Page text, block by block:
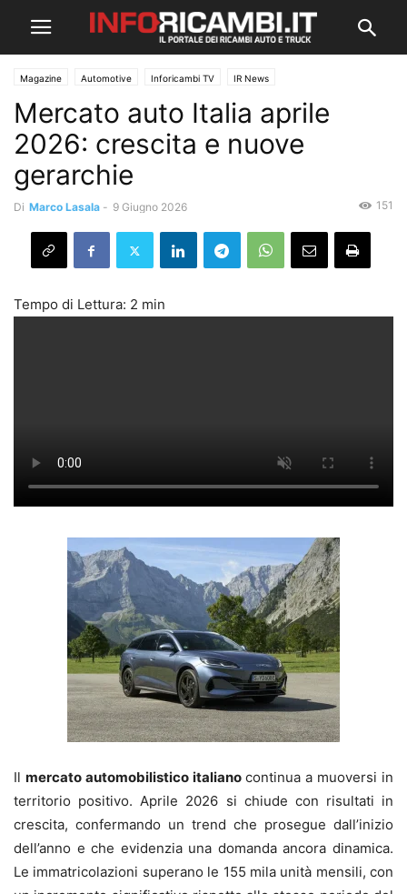
Magazine Automotive Inforicambi TV IR News
Mercato auto Italia aprile
2026: crescita e nuove
gerarchie
Di Marco Lasala - 9 Giugno 2026 151
Il mercato automobilistico italianocontinua a muoversi in
territorio positivo. Aprile 2026 si chiude con risultati in
crescita, confermando un trend che prosegue dall’inizio
dell’anno e che evidenzia una domanda ancora dinamica.
Le immatricolazioni superano le 155 mila unità mensili, con